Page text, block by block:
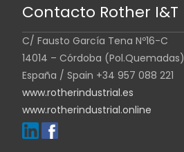
Contacto Rother I&T
C/ Fausto García Tena Nº16-C
14014 – Córdoba (Pol.Quemadas)
España / Spain +34 957 088 221
www.rotherindustrial.es
www.rotherindustrial.online